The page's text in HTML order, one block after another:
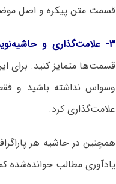
قسمت متن پیکره و اصل
۳- علامت ‌گذاری و حاشیه
قسمت‌ها متمایز کنید. برای
وسواس نداشته باشید و
علامت‌گذاری کرد.
همچنین در حاشیه هر
یادآوری مطالب خوانده‌شده